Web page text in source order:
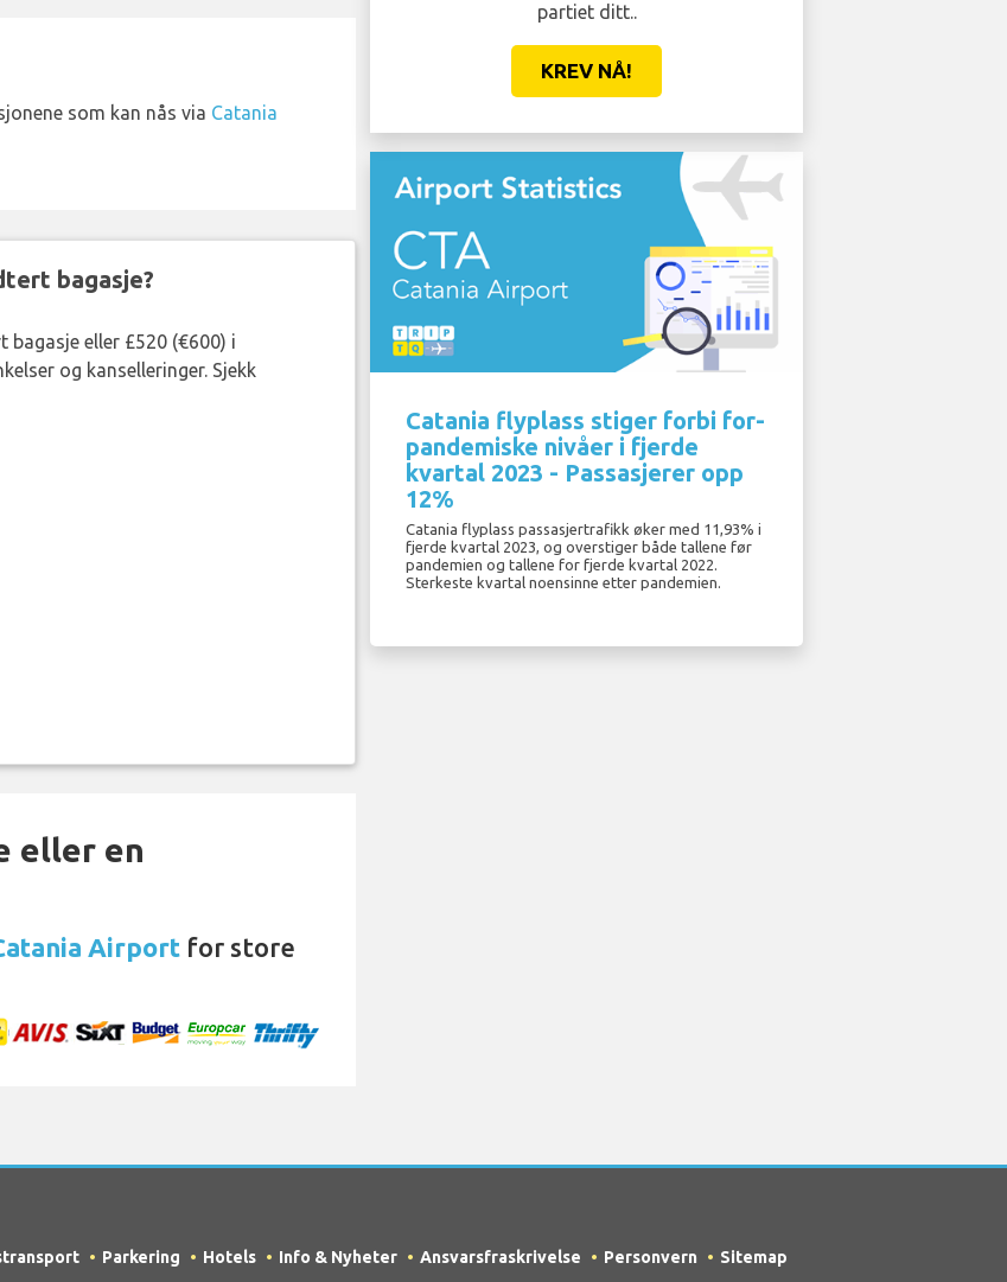
som kan nås via Catania
bagasje?
eller £520 (€600) i
og kanselleringer. Sjekk
eller en
Airport for store
partiet ditt..
KREV NÅ!
Catania flyplass stiger forbi for-
pandemiske nivåer i fjerde
kvartal 2023 - Passasjerer opp
12%
Catania flyplass passasjertrafikk øker med 11,93% i
fjerde kvartal 2023, og overstiger både tallene før
pandemien og tallene for fjerde kvartal 2022.
Sterkeste kvartal noensinne etter pandemien.
Parkering Hotels Info & Nyheter Ansvarsfraskrivelse Personvern Sitemap